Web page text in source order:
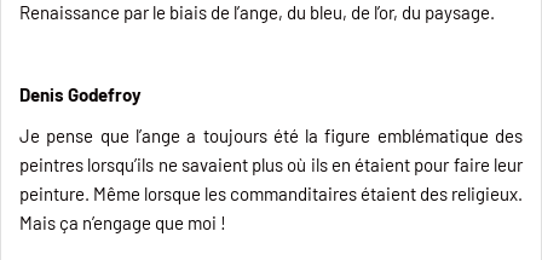
Renaissance par le biais de l’ange, du bleu, de l’or, du paysage.
Denis Godefroy
Je pense que l’ange a toujours été la figure emblématique des
peintres lorsqu’ils ne savaient plus où ils en étaient pour faire leur
peinture. Même lorsque les commanditaires étaient des religieux.
Mais ça n’engage que moi !